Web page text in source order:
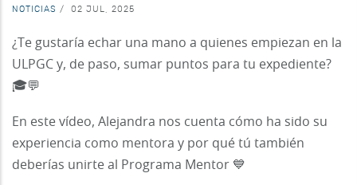
NOTICIAS / 02 JUL, 2025
¿Te gustaría echar una mano a quienes empiezan en la
ULPGC y, de paso, sumar puntos para tu expediente?
🎓💬
En este vídeo, Alejandra nos cuenta cómo ha sido su
experiencia como mentora y por qué tú también
deberías unirte al Programa Mentor 💙